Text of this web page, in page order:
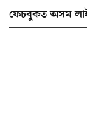
ফেচবুকত অসম